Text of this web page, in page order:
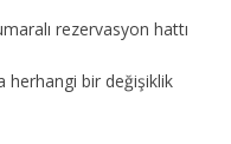
rezervasyon hattı
herhangi bir değişiklik